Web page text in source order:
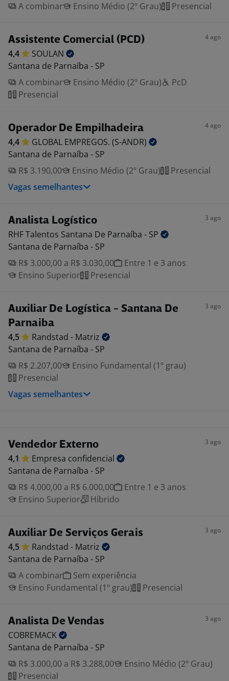
A combinar
Ensino Médio (2º Grau) Presencial
Assistente Comercial (PCD) 4 ago
4,4
SOULAN
Santana de Parnaíba - SP
A combinar
Ensino Médio (2º Grau)
PcD
Presencial
Operador De Empilhadeira 4 ago
4,4 GLOBAL EMPREGOS. (S-ANDR)
Santana de Parnaíba - SP
R$ 3.190,00
Ensino Médio (2º Grau)
Presencial
Vagas semelhantes
Analista Logístico 3 ago
RHF Talentos Santana De Parnaíba - SP
Santana de Parnaíba - SP
R$ 3.000,00 a R$ 3.030,00
Entre 1 e 3 anos
Ensino Superior
Presencial
Auxiliar De Logística - Santana De
Parnaiba
3 ago
4,5 Randstad - Matriz
Santana de Parnaíba - SP
R$ 2.207,00
Ensino Fundamental (1º grau)
Presencial
Vagas semelhantes
Vendedor Externo 3 ago
4,1 Empresa confidencial
Santana de Parnaíba - SP
R$ 4.000,00 a R$ 6.000,00
Entre 1 e 3 anos
Ensino Superior
Híbrido
Auxiliar De Serviços Gerais 3 ago
4,5 Randstad - Matriz
Santana de Parnaíba - SP
A combinar
Sem experiência
Ensino Fundamental (1º grau)
Presencial
Analista De Vendas 3 ago
COBREMACK
Santana de Parnaíba - SP
R$ 3.000,00 a R$ 3.288,00
Ensino Médio (2º Grau)
Presencial